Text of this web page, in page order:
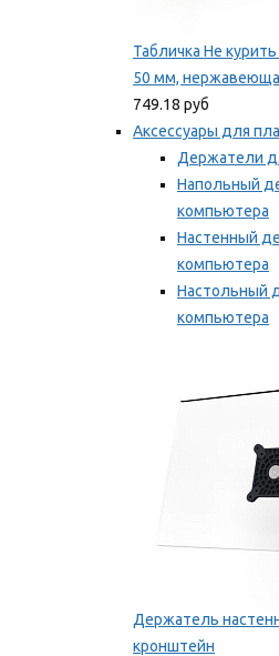
Табличка Не
50 мм,
749.18 руб
Аксессуары для
Держатели
Напольный
компьютера
Настенный
компьютера
Настольный
компьютера
Держатель
кронштейн